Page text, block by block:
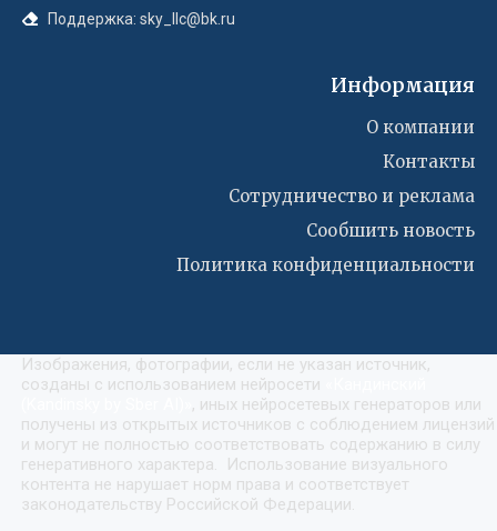
Поддержка: sky_llc@bk.ru
Информация
О компании
Контакты
Сотрудничество и реклама
Сообшить новость
Политика конфиденциальности
Изображения, фотографии, если не указан источник,
созданы с использованием нейросети
, иных нейросетевых генераторов или
получены из открытых источников с соблюдением лицензий
и могут не полностью соответствовать содержанию в силу
генеративного характера. Использование визуального
контента не нарушает норм права и соответствует
законодательству Российской Федерации.